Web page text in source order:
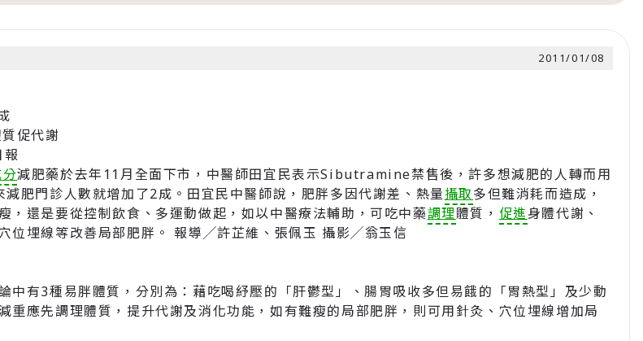
2011/01/08
促代謝
分減肥藥於去年11月全面下市，中醫師田宜民表示Sibutramine禁售後，許多想減肥的人轉而用
肥門診人數就增加了2成。田宜民中醫師說，肥胖多因代謝差、熱量攝取多但難消耗而造成，
，還是要從控制飲食、多運動做起，如以中醫療法輔助，可吃中藥調理體質， 促進身體代謝、
位埋線等改善局部肥胖。 報導╱許芷維、張佩玉 攝影╱翁玉信
中有3種易胖體質，分別為：藉吃喝紓壓的「肝鬱型」、腸胃吸收多但易餓的「胃熱型」及少動
重應先調理體質，提升代謝及消化功能，如有難瘦的局部肥胖，則可用針灸、穴位埋線增加局